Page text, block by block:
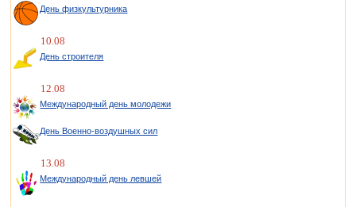
День физкультурника
10.08
День строителя
12.08
Международный день молодежи
День Военно-воздушных сил
13.08
Международный день левшей